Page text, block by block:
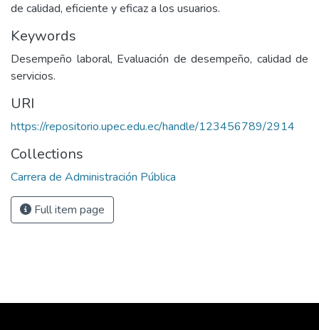
de calidad, eficiente y eficaz a los usuarios.
Keywords
Desempeño laboral, Evaluación de desempeño, calidad de
servicios.
URI
https://repositorio.upec.edu.ec/handle/123456789/2914
Collections
Carrera de Administración Pública
Full item page